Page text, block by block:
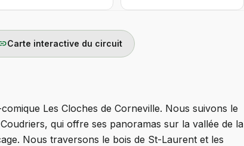
Carte interactive du circuit
Les Cloches de Corneville. Nous suivons le
qui offre ses panoramas sur la vallée de la
Nous traversons le bois de St-Laurent et les